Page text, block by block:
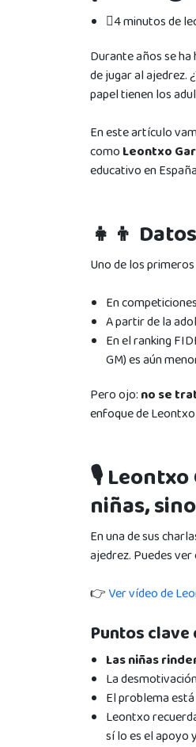
4 minutos de
Durante años se
de jugar al ajedrez.
papel tienen los
En este artículo
como Leontxo
educativo en
👧👦
Uno de los
En
A partir de la
En el ranking
GM) es aún
Pero ojo: no se
enfoque de
🎙️ Leontxo
niñas,
En una de sus
ajedrez. Puedes
👉Ver vídeo de
Puntos
Las niñas
La
El problema
Leontxo
sí lo es el apoyo